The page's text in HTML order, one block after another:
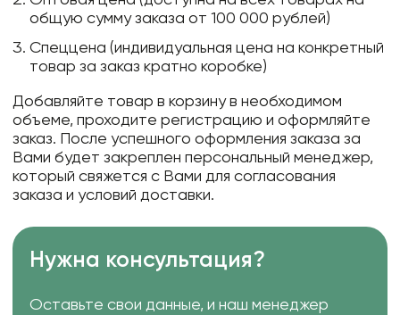
общую сумму заказа от 100 000 рублей)
Спеццена (индивидуальная цена на конкретный
товар за заказ кратно коробке)
Добавляйте товар в корзину в необходимом
объеме, проходите регистрацию и оформляйте
заказ. После успешного оформления заказа за
Вами будет закреплен персональный менеджер,
который свяжется с Вами для согласования
заказа и условий доставки.
Нужна консультация?
Оставьте свои данные, и наш менеджер